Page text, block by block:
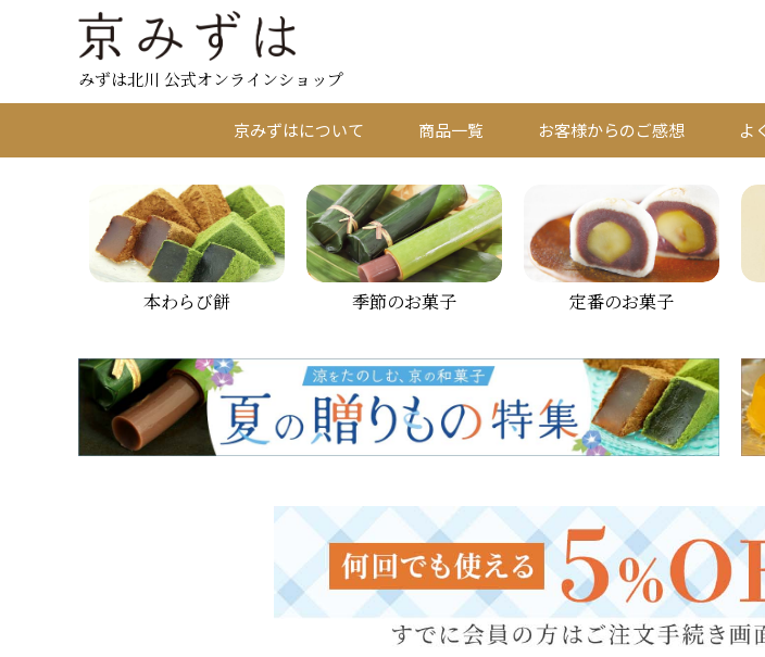
みずは北川 公式オンラインショップ
京みずはについて 商品一覧 お客様からのご感想 よ
本わらび餅 季節のお菓子 定番のお菓子